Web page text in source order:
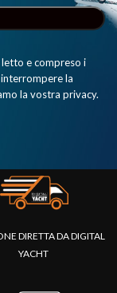
e compreso i
la
la vostra privacy.
DIRETTA DA DIGITAL
YACHT